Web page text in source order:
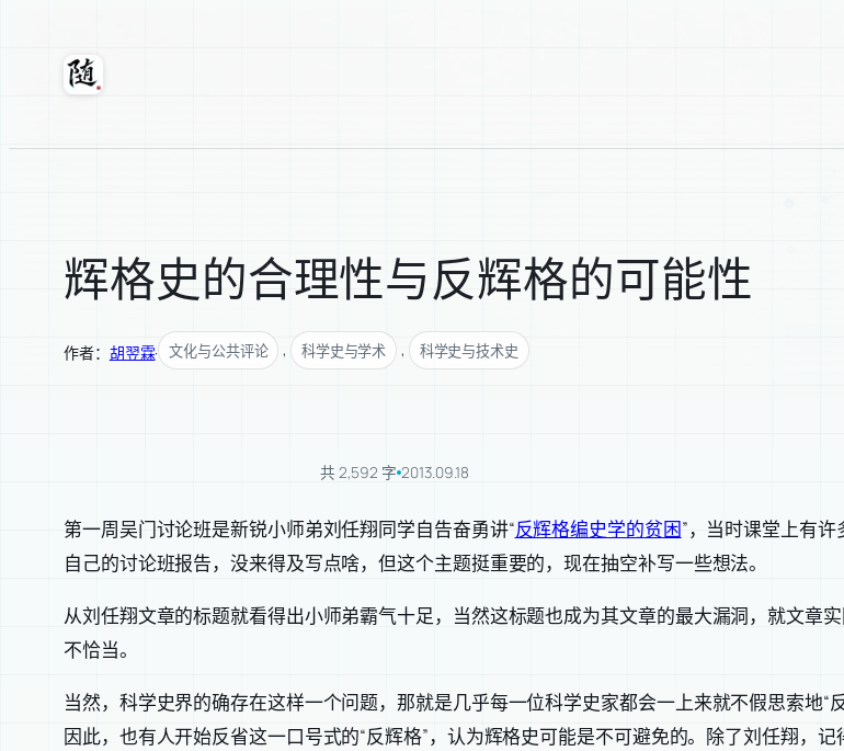
随轩
辉格史的合理性与反辉格的可能性
作者： 胡翌霖· 文化与公共评论 , 科学史与学术 , 科学史与技术史
共 2,592 字 2013.09.18
第一周吴门讨论班是新锐小师弟刘任翔同学自告奋勇讲“反辉格编史学的贫困”，当时课堂上有
自己的讨论班报告，没来得及写点啥，但这个主题挺重要的，现在抽空补写一些想法。
从刘任翔文章的标题就看得出小师弟霸气十足，当然这标题也成为其文章的最大漏洞，就文章
不恰当。
当然，科学史界的确存在这样一个问题，那就是几乎每一位科学史家都会一上来就不假思索地“
因此，也有人开始反省这一口号式的“反辉格”，认为辉格史可能是不可避免的。除了刘任翔，记